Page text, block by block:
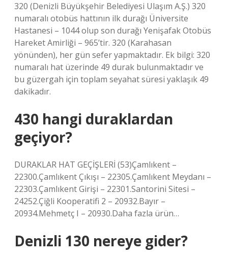
320 (Denizli Büyükşehir Belediyesi Ulaşım A.Ş.) 320
numaralı otobüs hattının ilk durağı Üniversite
Hastanesi – 1044 olup son durağı Yenişafak Otobüs
Hareket Amirliği – 965’tir. 320 (Karahasan
yönünden), her gün sefer yapmaktadır. Ek bilgi: 320
numaralı hat üzerinde 49 durak bulunmaktadır ve
bu güzergah için toplam seyahat süresi yaklaşık 49
dakikadır.
430 hangi duraklardan
geçiyor?
DURAKLAR HAT GEÇİŞLERİ (53)Çamlıkent – ​​​
22300.Çamlıkent Çıkışı – 22305.Çamlıkent Meydanı –
22303.Çamlıkent Girişi – 22301.Santorini Sitesi –
24252.Çiğli Kooperatifi 2 – 20932.Bayır –
20934.Mehmetç I – 20930.Daha fazla ürün…
Denizli 130 nereye gider?